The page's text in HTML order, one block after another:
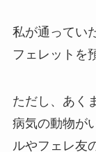
私が通ってい
フェレットを
ただし、あく
病気の動物が
ルやフェレ友